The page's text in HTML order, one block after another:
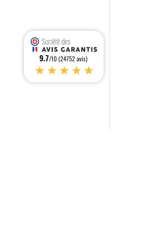
vos préférences pour
9.7/10 (24752 avis)
★★★★★